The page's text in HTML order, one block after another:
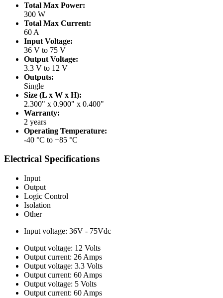
Total Max Power:
300 W
Total Max Current:
60 A
Input Voltage:
36 V to 75 V
Output Voltage:
3.3 V to 12 V
Outputs:
Single
Size (L x W x H):
2.300" x 0.900" x 0.400"
Warranty:
2 years
Operating Temperature:
-40 °C to +85 °C
Electrical Specifications
Input
Output
Logic Control
Isolation
Other
Input voltage: 36V - 75Vdc
Output voltage: 12 Volts
Output current: 26 Amps
Output voltage: 3.3 Volts
Output current: 60 Amps
Output voltage: 5 Volts
Output current: 60 Amps